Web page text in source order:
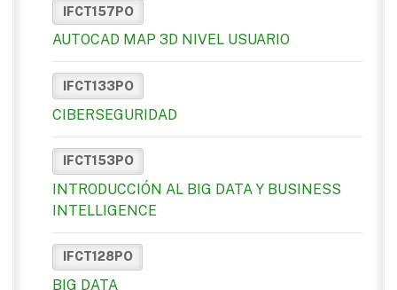
IFCT157PO
AUTOCAD MAP 3D NIVEL USUARIO
IFCT133PO
CIBERSEGURIDAD
IFCT153PO
INTRODUCCIÓN AL BIG DATA Y BUSINESS
INTELLIGENCE
IFCT128PO
BIG DATA